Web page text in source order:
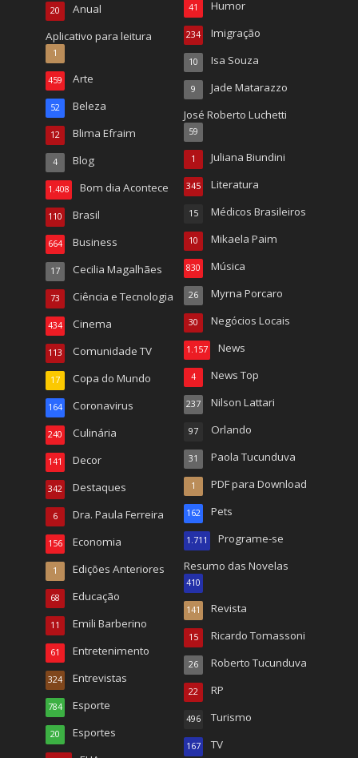
Anual
20
Aplicativo para leitura
1
Arte
459
Beleza
52
Blima Efraim
12
Blog
4
Bom dia Acontece
1.408
Brasil
110
Business
664
Cecilia Magalhães
17
Ciência e Tecnologia
73
Cinema
434
Comunidade TV
113
Copa do Mundo
17
Coronavirus
164
Culinária
240
Decor
141
Destaques
342
Dra. Paula Ferreira
6
Economia
156
Edições Anteriores
1
Educação
68
Emili Barberino
11
Entretenimento
61
Entrevistas
324
Esporte
784
Esportes
20
Humor
41
Imigração
234
Isa Souza
10
Jade Matarazzo
9
José Roberto Luchetti
59
Juliana Biundini
1
Literatura
345
Médicos Brasileiros
15
Mikaela Paim
10
Música
830
Myrna Porcaro
26
Negócios Locais
30
News
1.157
News Top
4
Nilson Lattari
237
Orlando
97
Paola Tucunduva
31
PDF para Download
1
Pets
162
Programe-se
1.711
Resumo das Novelas
410
Revista
141
Ricardo Tomassoni
15
Roberto Tucunduva
26
RP
22
Turismo
496
TV
167